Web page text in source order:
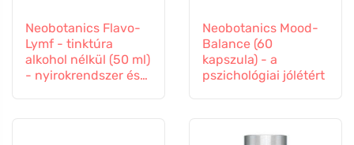
Neobotanics Flavo-
Lymf - tinktúra
alkohol nélkül (50 ml)
- nyirokrendszer és
Neobotanics Mood-
Balance (60
kapszula) - a
pszichológiai jólétért